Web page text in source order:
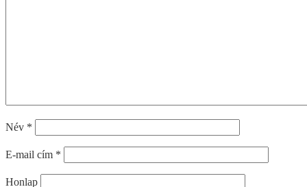
Név *
E-mail cím *
Honlap